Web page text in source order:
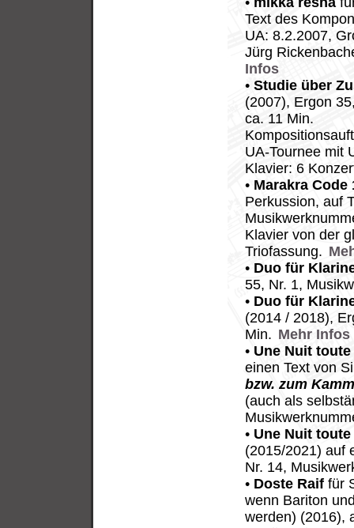
Text des
UA: 8.2.2007,
Jürg
Infos
•Studie über
(2007), Ergon
ca. 11 Min.
UA-Tournee mit
Klavier: 6
• Marakra Code
Perkussion, auf
Klavier von der
Triofassung.
• Duo für
55, Nr. 1,
• Duo für
(2014 / 2018),
Min. Mehr Infos
• Une Nuit
einen Text von
bzw. zum
(auch als
• Une Nuit
(2015/2021) auf
Nr. 14,
• Doste Raif für
wenn Bariton
werden) (2016),